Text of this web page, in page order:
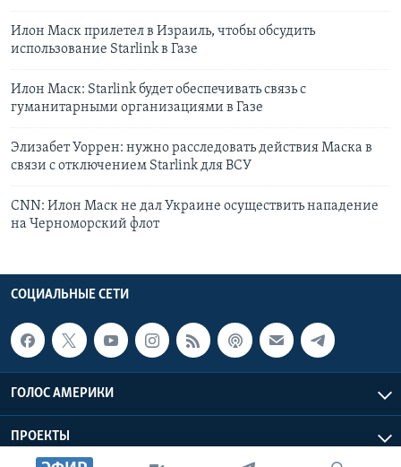
Илон Маск прилетел в Израиль, чтобы обсудить
использование Starlink в Газе
Илон Маск: Starlink будет обеспечивать связь с
гуманитарными организациями в Газе
Элизабет Уоррен: нужно расследовать действия Маска в
связи с отключением Starlink для ВСУ
CNN: Илон Маск не дал Украине осуществить нападение
на Черноморский флот
СОЦИАЛЬНЫЕ СЕТИ
ГОЛОС АМЕРИКИ
ПРОЕКТЫ